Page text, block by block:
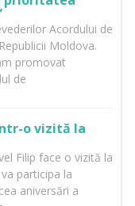
Acordului de
Moldova.
promovat
de
o vizită la
Filip face o vizită la
participa la
aniversări a